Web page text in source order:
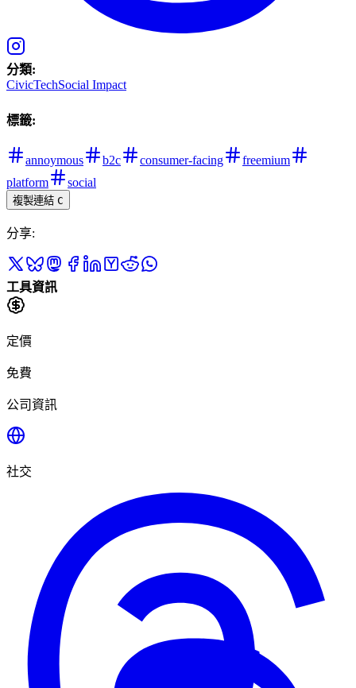
分類:
CivicTechSocial Impact
標籤:
annoymous b2c consumer-facing
freemium
platform
social
複製連結 C
分享:
工具資訊
定價
免費
公司資訊
社交